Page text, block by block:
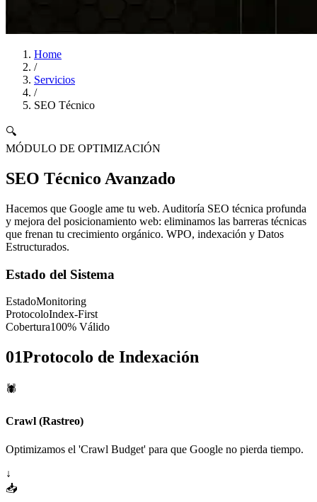
Home
/
Servicios
/
SEO Técnico
🔍
MÓDULO DE OPTIMIZACIÓN
SEO Técnico Avanzado
Hacemos que Google ame tu web. Auditoría SEO técnica profunda
y mejora del posicionamiento web: eliminamos las barreras técnicas
que frenan tu crecimiento orgánico. WPO, indexación y Datos
Estructurados.
Estado del Sistema
EstadoMonitoring
ProtocoloIndex-First
Cobertura100% Válido
01Protocolo de Indexación
🕷️
Crawl (Rastreo)
Optimizamos el 'Crawl Budget' para que Google no pierda tiempo.
↓
📥